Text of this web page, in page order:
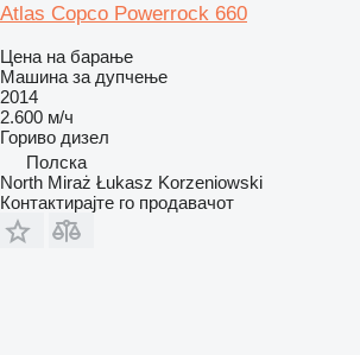
Atlas Copco Powerrock 660
Цена на барање
Машина за дупчење
2014
2.600 м/ч
Гориво дизел
Полска
North Miraż Łukasz Korzeniowski
Контактирајте го продавачот